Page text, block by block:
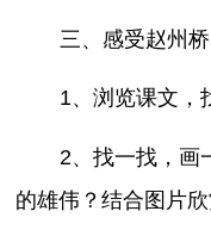
三、感受赵州桥
1、浏览课文，
2、找一找，画
的雄伟？结合图片欣